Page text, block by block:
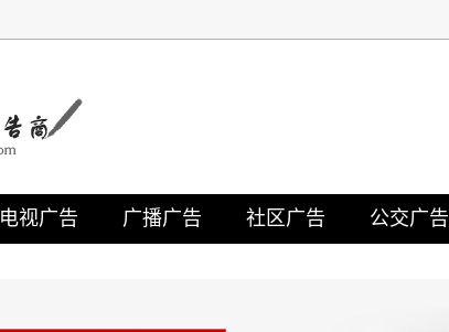
电视广告 广播广告 社区广告 公交广告